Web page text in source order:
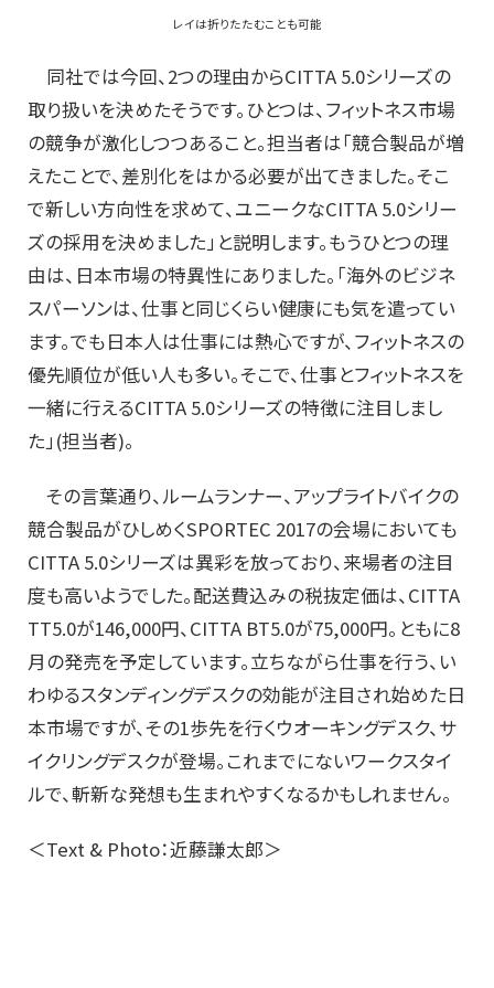
レイは折りたたむことも可能
同社では今回、2つの理由からCITTA 5.0シリーズの
取り扱いを決めたそうです。ひとつは、フィットネス市場
の競争が激化しつつあること。担当者は「競合製品が増
えたことで、差別化をはかる必要が出てきました。そこ
で新しい方向性を求めて、ユニークなCITTA 5.0シリー
ズの採用を決めました」と説明します。もうひとつの理
由は、日本市場の特異性にありました。「海外のビジネ
スパーソンは、仕事と同じくらい健康にも気を遣ってい
ます。でも日本人は仕事には熱心ですが、フィットネスの
優先順位が低い人も多い。そこで、仕事とフィットネスを
一緒に行えるCITTA 5.0シリーズの特徴に注目しまし
た」(担当者)。
その言葉通り、ルームランナー、アップライトバイクの
競合製品がひしめくSPORTEC 2017の会場においても
CITTA 5.0シリーズは異彩を放っており、来場者の注目
度も高いようでした。配送費込みの税抜定価は、CITTA
TT5.0が146,000円、CITTA BT5.0が75,000円。ともに8
月の発売を予定しています。立ちながら仕事を行う、い
わゆるスタンディングデスクの効能が注目され始めた日
本市場ですが、その1歩先を行くウオーキングデスク、サ
イクリングデスクが登場。これまでにないワークスタイ
ルで、斬新な発想も生まれやすくなるかもしれません。
＜Text & Photo：近藤謙太郎＞